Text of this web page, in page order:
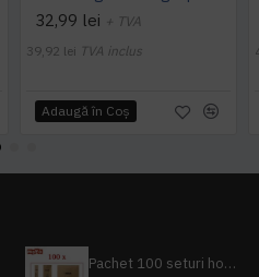
32,99 lei + TVA
39,92 lei TVA inclus
Adaugă în Coş
Pachet 100 seturi hoteliere, set dentar, set barbierit, casca de dus, pila unghii, set cusut